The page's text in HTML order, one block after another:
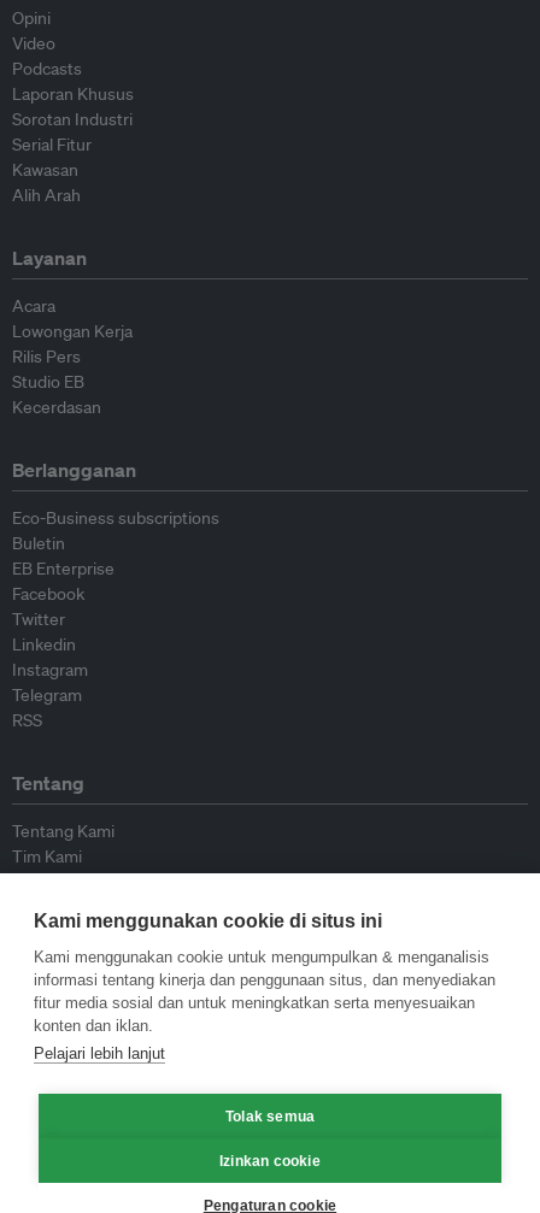
Opini
Video
Podcasts
Laporan Khusus
Sorotan Industri
Serial Fitur
Kawasan
Alih Arah
Layanan
Acara
Lowongan Kerja
Rilis Pers
Studio EB
Kecerdasan
Berlangganan
Eco-Business subscriptions
Buletin
EB Enterprise
Facebook
Twitter
Linkedin
Instagram
Telegram
RSS
Tentang
Tentang Kami
Tim Kami
Kontributor
Hubungi Kami
Kebijakan
Pedoman Penerbitan Ulang
Pedoman Op-ed
Kami menggunakan cookie di situs ini
Kami menggunakan cookie untuk mengumpulkan & menganalisis
informasi tentang kinerja dan penggunaan situs, dan menyediakan
fitur media sosial dan untuk meningkatkan serta menyesuaikan
konten dan iklan.
Pelajari lebih lanjut
Tolak semua
Izinkan cookie
Pengaturan cookie